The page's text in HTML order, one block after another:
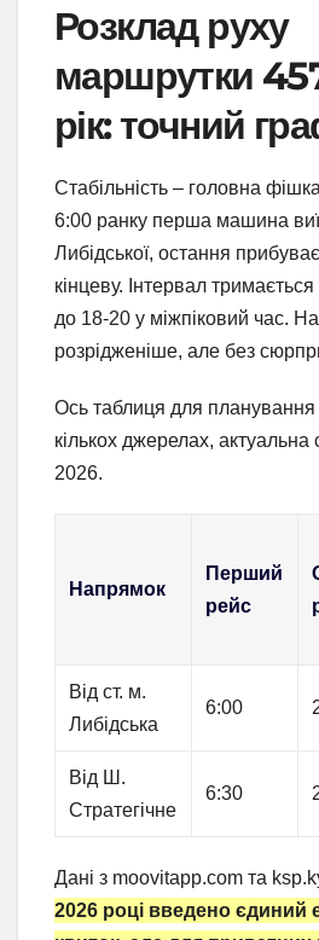
Розклад руху
маршрутки
рік: точний
Стабільність – головна
6:00 ранку перша машина
Либідської, остання
кінцеву. Інтервал
до 18-20 у міжпіковий час.
розрідженіше, але без
Ось таблиця для планування
кількох джерелах, актуальна
2026.
Напрямок
Перший
рейс
Від ст. м.
Либідська
6:00
Від Ш.
Стратегічне
6:30
Дані з moovitapp.com та
2026 році введено єдиний